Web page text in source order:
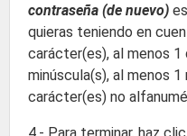
contraseña (de nuevo)
quieras teniendo en
carácter(es), al menos 1
minúscula(s), al menos
carácter(es) no